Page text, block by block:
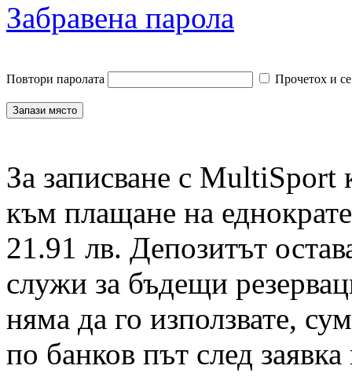
Забравена парола
Повтори паролата Прочетох и
За записване с MultiSport
към плащане на
21.91 лв. Депозитът
служи за бъдещи
няма да го използвате,
по банков път след